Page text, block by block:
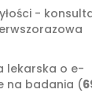
are
-
lekarska o e-
na badania (